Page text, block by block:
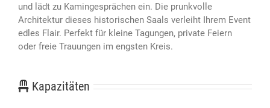
und lädt zu Kamingesprächen ein. Die prunkvolle
Architektur dieses historischen Saals verleiht Ihrem Event
edles Flair. Perfekt für kleine Tagungen, private Feiern
oder freie Trauungen im engsten Kreis.
Kapazitäten